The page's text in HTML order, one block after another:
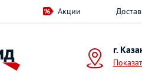
Акции
г.